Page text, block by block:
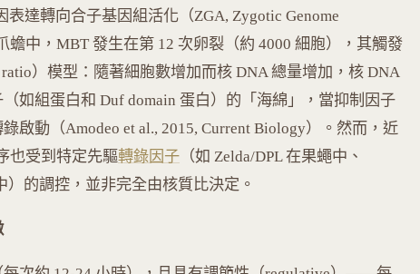
表達轉向合子基因組活化（ZGA, Zygotic Genome
蟾中，MBT 發生在第 12 次卵裂（約 4000 細胞），其觸發
）模型：隨著細胞數增加而核 DNA 總量增加，核 DNA
如組蛋白和 Duf domain 蛋白）的「海綿」，當抑制因子
啟動（Amodeo et al., 2015, Current Biology）。然而，近
也受到特定先驅轉錄因子 （如 Zelda/DPL 在果蠅中、
）的調控，並非完全由核質比決定。